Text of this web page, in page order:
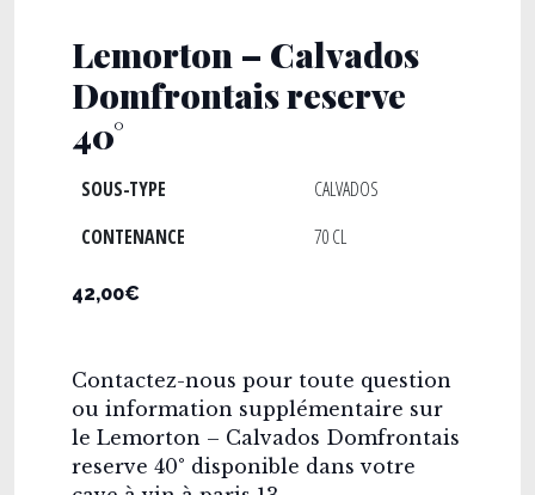
Lemorton – Calvados
Domfrontais reserve
40°
SOUS-TYPE
CALVADOS
CONTENANCE
70 CL
42,00€
Contactez-nous pour toute question
ou information supplémentaire sur
le Lemorton – Calvados Domfrontais
reserve 40° disponible dans votre